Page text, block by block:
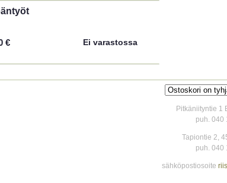
€ Ei varastossa
Pitkäniityntie 1
puh. 040
Tapiontie 2,
puh. 040
sähköpostiosoite